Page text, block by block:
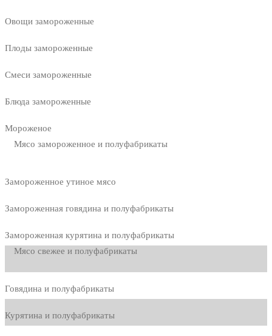
Овощи замороженные
Плоды замороженные
Смеси замороженные
Блюда замороженные
Мороженое
Мясо замороженное и полуфабрикаты
Замороженное утиное мясо
Замороженная говядина и полуфабрикаты
Замороженная курятина и полуфабрикаты
Мясо свежее и полуфабрикаты
Говядина и полуфабрикаты
Курятина и полуфабрикаты